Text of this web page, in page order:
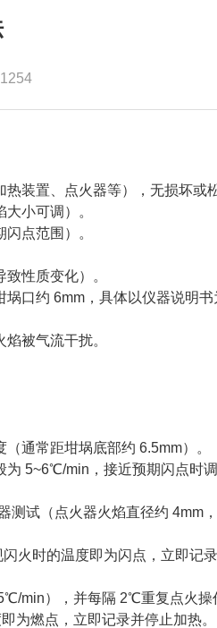
装置、点火器等），无损坏或
小可调）。
点范围）。
性质变化）。
口约 6mm，具体以仪器说明书
被气流干扰。
通常距坩埚底部约 6.5mm）。
5~6℃/min，接近预期闪点时
试（点火器火焰直径约 4mm
火时的温度即为闪点，立即记录
min），并每隔 2℃重复点火操
为燃点，立即记录并停止加热。